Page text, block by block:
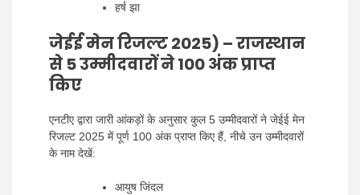
हर्ष झा
जेईई मेन रिजल्ट 2025) – राजस्थान
से 5 उम्मीदवारों ने 100 अंक प्राप्त
किए
एनटीए द्वारा जारी आंकड़ों के अनुसार कुल 5 उम्मीदवारों ने जेईई मेन
रिजल्ट 2025 में पूर्ण 100 अंक प्राप्त किए हैं, नीचे उन उम्मीदवारों
के नाम देखें:
आयुष जिंदल